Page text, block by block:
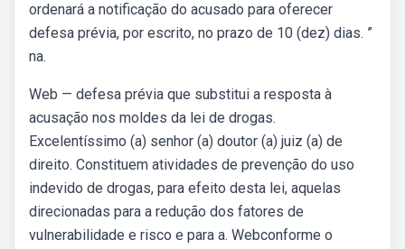
ordenará a notificação do acusado para oferecer
defesa prévia, por escrito, no prazo de 10 (dez) dias. ”
na.
Web — defesa prévia que substitui a resposta à
acusação nos moldes da lei de drogas.
Excelentíssimo (a) senhor (a) doutor (a) juiz (a) de
direito. Constituem atividades de prevenção do uso
indevido de drogas, para efeito desta lei, aquelas
direcionadas para a redução dos fatores de
vulnerabilidade e risco e para a. Webconforme o